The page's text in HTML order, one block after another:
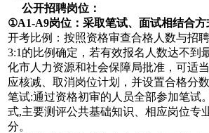
公开招聘岗位：
①A1-A9岗位： 采取笔试、面试相结合方
开考比例：按照资格审查合格人数与招
3:1的比例确定，若有效报名人数达不到
化市人力资源和社会保障局批准，可适
应核减、取消岗位计划，并设置合格分数
笔试:通过资格初审的人员全部参加笔试
式,主要测评公共基础知识、相应岗位专
分。